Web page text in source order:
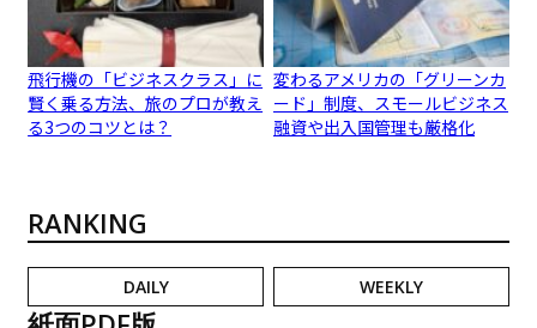
飛行機の「ビジネスクラス」に
賢く乗る方法、旅のプロが教え
る3つのコツとは？
変わるアメリカの「グリーンカ
ード」制度、スモールビジネス
融資や出入国管理も厳格化
RANKING
DAILY WEEKLY